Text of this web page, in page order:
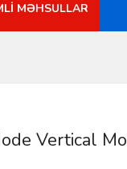
MƏHSULLAR
Vertical